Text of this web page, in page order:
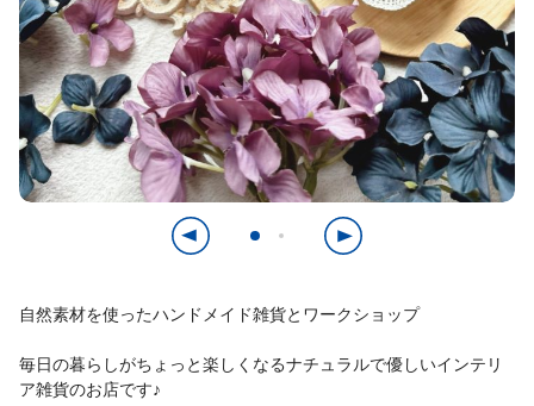
自然素材を使ったハンドメイド雑貨とワークショップ
毎日の暮らしがちょっと楽しくなるナチュラルで優しいインテリ
ア雑貨のお店です♪